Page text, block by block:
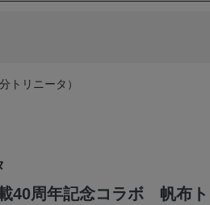
トリニータ）
40周年記念コラボ 帆布ト